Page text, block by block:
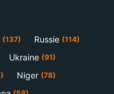
(137) Russie (114)
Ukraine (91)
Niger (78)